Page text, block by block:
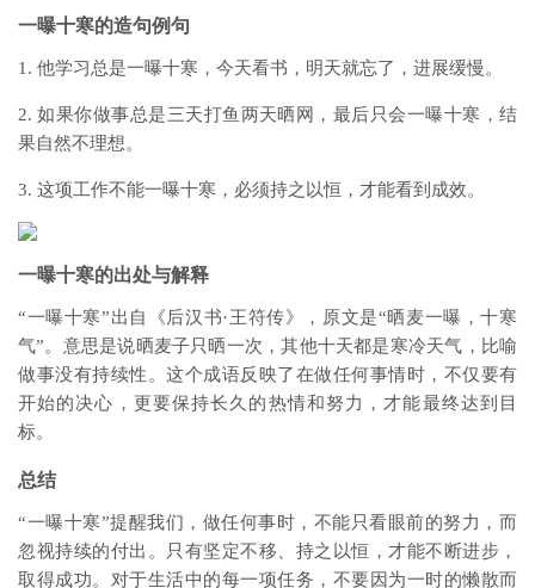
一曝十寒的造句例句
1. 他学习总是一曝十寒，今天看书，明天就忘了，进展缓慢。
2. 如果你做事总是三天打鱼两天晒网，最后只会一曝十寒，结
果自然不理想。
3. 这项工作不能一曝十寒，必须持之以恒，才能看到成效。
一曝十寒的出处与解释
“一曝十寒”出自《后汉书·王符传》，原文是“晒麦一曝，十寒
气”。意思是说晒麦子只晒一次，其他十天都是寒冷天气，比喻
做事没有持续性。这个成语反映了在做任何事情时，不仅要有
开始的决心，更要保持长久的热情和努力，才能最终达到目
标。
总结
“一曝十寒”提醒我们，做任何事时，不能只看眼前的努力，而
忽视持续的付出。只有坚定不移、持之以恒，才能不断进步，
取得成功。对于生活中的每一项任务，不要因为一时的懒散而